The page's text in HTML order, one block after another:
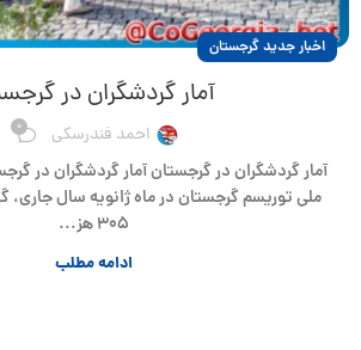
اخبار جدید گرجستان
آمار گردشگران در
احمد فندرسکی 0
آمار گردشگران در گرجستان آمار گردشگران در
ملی توریسم گرجستان در ماه ژانویه سال
۳۰۵ هز...
ادامه مطلب